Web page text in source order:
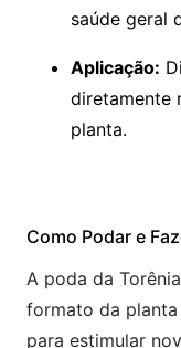
saúde geral
Aplicação:
diretamente
planta.
Como Podar e
A poda da
formato da
para estimular